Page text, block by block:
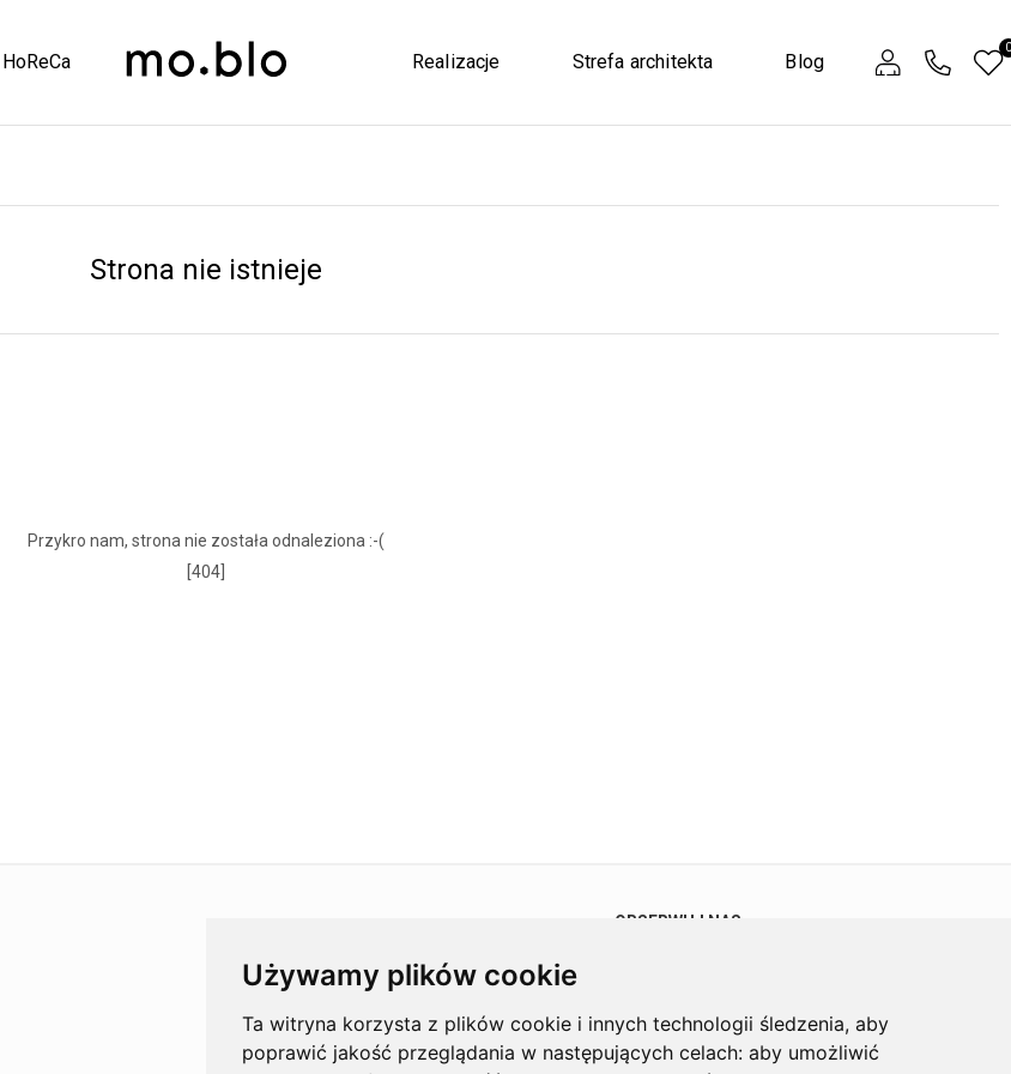
Używamy plików cookie
Ta witryna korzysta z plików cookie i innych technologii śledzenia, aby
poprawić jakość przeglądania w następujących celach: aby umożliwić
HoReCa Realizacje Strefa architekta Blog
0
Strona nie istnieje
Przykro nam, strona nie została odnaleziona :-(
[404]
OBSERWUJ NAS